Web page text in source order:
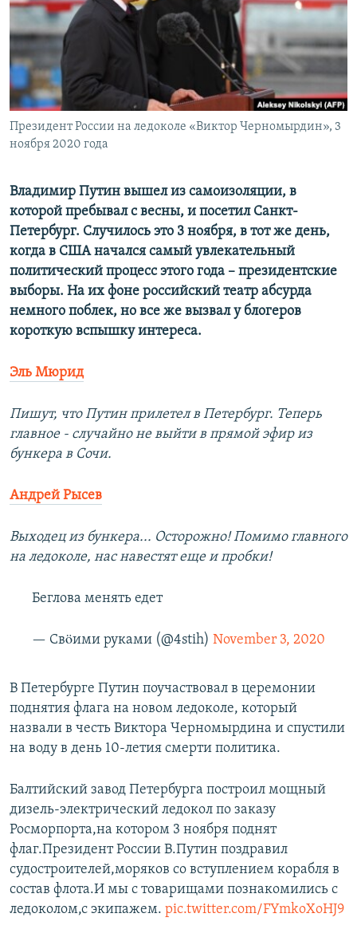
ПОБЕДИТЕЛЕЙ НЕ СУДЯТ?
КРЫМ.НЕПОКОРЕННЫЙ
ELIFBE
УКРАИНСКАЯ ПРОБЛЕМА КРЫМА
ПРИСОЕДИНЯЙТЕСЬ!
Все сайты RFE/RL
Президент России на ледоколе «Виктор Черномырдин», 3
ноября 2020 года
Владимир Путин вышел из самоизоляции, в
которой пребывал с весны, и посетил Санкт-
Петербург. Случилось это 3 ноября, в тот же день,
когда в США начался самый увлекательный
политический процесс этого года – президентские
выборы. На их фоне российский театр абсурда
немного поблек, но все же вызвал у блогеров
короткую вспышку интереса.
Эль Мюрид
Пишут, что Путин прилетел в Петербург. Теперь
главное - случайно не выйти в прямой эфир из
бункера в Сочи.
Андрей Рысев
Выходец из бункера... Осторожно! Помимо главного
на ледоколе, нас навестят еще и пробки!
Беглова менять едет
— Свöими руками (@4stih) November 3, 2020
В Петербурге Путин поучаствовал в церемонии
поднятия флага на новом ледоколе, который
назвали в честь Виктора Черномырдина и спустили
на воду в день 10-летия смерти политика.
Балтийский завод Петербурга построил мощный
дизель-электрический ледокол по заказу
Росморпорта,на котором 3 ноября поднят
флаг.Президент России В.Путин поздравил
судостроителей,моряков со вступлением корабля в
состав флота.И мы с товарищами познакомились с
ледоколом,с экипажем. pic.twitter.com/FYmkoXoHJ9